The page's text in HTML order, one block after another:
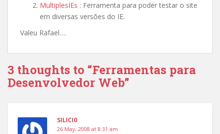
MultiplesIEs : Ferramenta para poder testar o site
em diversas versões do IE.
Valeu Rafael….
3 thoughts to “Ferramentas para
Desenvolvedor Web”
SILICI0
26 May, 2008 at 8:31 am